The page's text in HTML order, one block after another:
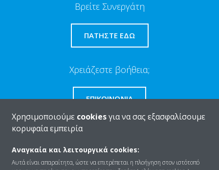
Βρείτε Συνεργάτη
ΠΑΤΉΣΤΕ ΕΔΏ
Χρειάζεστε βοήθεια;
ΕΠΙΚΟΙΝΩΝΊΑ
Ποιοι είμαστε
Χρησιμοποιούμε cookiesγια να σας εξασφαλίσουμε
κορυφαία εμπειρία
Αναγκαία και λειτουργικά cookies:
Αυτά είναι απαραίτητα, ώστε να επιτρέπεται η πλοήγηση στον ιστότοπό